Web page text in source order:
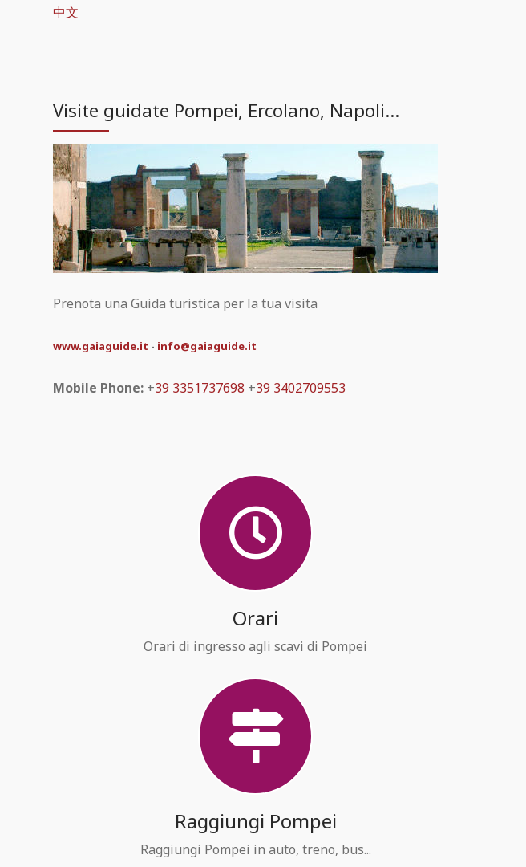
中文
Visite guidate Pompei, Ercolano, Napoli...
Prenota una Guida turistica per la tua visita
www.gaiaguide.it - info@gaiaguide.it
Mobile Phone:+39 3351737698 +39 3402709553
Orari
Orari di ingresso agli scavi di Pompei
Raggiungi Pompei
Raggiungi Pompei in auto, treno, bus...